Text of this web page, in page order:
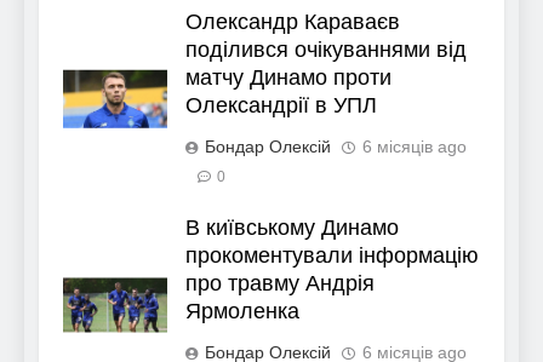
Олександр Караваєв
поділився очікуваннями від
матчу Динамо проти
Олександрії в УПЛ
Бондар Олексій 6 місяців ago
0
В київському Динамо
прокоментували інформацію
про травму Андрія
Ярмоленка
Бондар Олексій 6 місяців ago